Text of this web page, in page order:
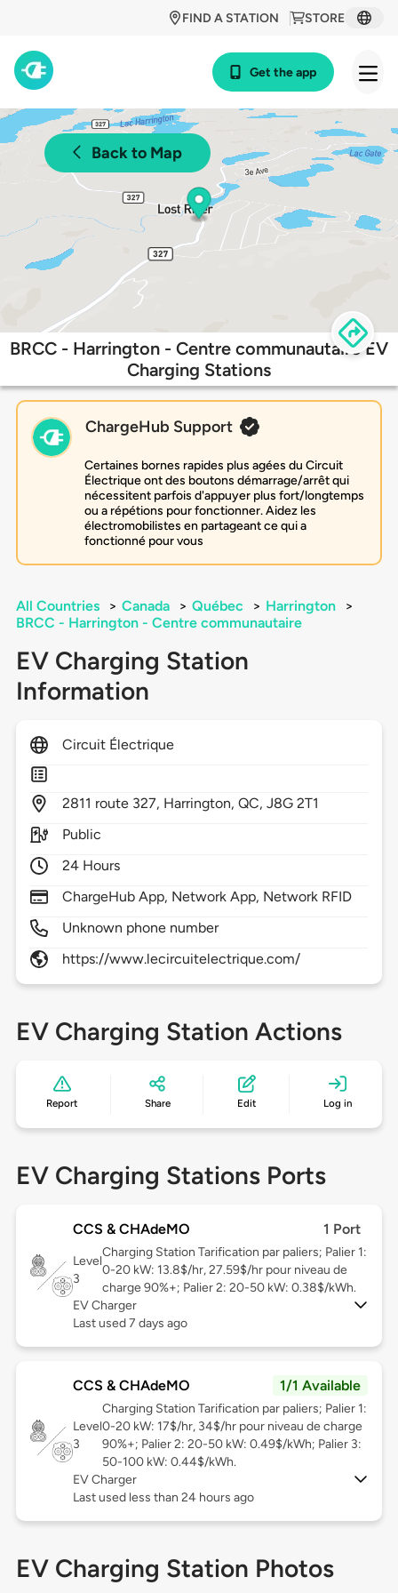
STORE
FIND A STATION
Get the app
Back to Map
BRCC - Harrington - Centre communautaire EV
Charging Stations
ChargeHub Support
Certaines bornes rapides plus agées du Circuit
Électrique ont des boutons démarrage/arrêt qui
nécessitent parfois d'appuyer plus fort/longtemps
ou a répétions pour fonctionner. Aidez les
électromobilistes en partageant ce qui a
fonctionné pour vous
All Countries > Canada > Québec > Harrington
>
BRCC - Harrington - Centre communautaire
EV Charging Station
Information
Circuit Électrique
2811 route 327, Harrington,QC,J8G 2T1
Public
24 Hours
ChargeHub App, Network App, Network RFID
Unknown phone number
https://www.lecircuitelectrique.com/
EV Charging Station Actions
Report Share Edit Log in
EV Charging Stations Ports
CCS & CHAdeMO 1 Port
Level
3
Charging Station Tarification par paliers; Palier 1:
0-20 kW: 13.8$/hr, 27.59$/hr pour niveau de
charge 90%+; Palier 2: 20-50 kW: 0.38$/kWh.
EV Charger
Last used 7 days ago
CCS & CHAdeMO 1/1 Available
Level
3
Charging Station Tarification par paliers; Palier 1:
0-20 kW: 17$/hr, 34$/hr pour niveau de charge
90%+; Palier 2: 20-50 kW: 0.49$/kWh; Palier 3:
50-100 kW: 0.44$/kWh.
EV Charger
Last used less than 24 hours ago
EV Charging Station Photos